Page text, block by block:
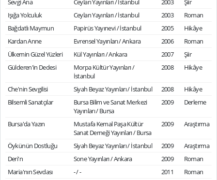
Sevgi Ana
Ceylan Yayınları / İstanbul 2003
Şiir
Işığa Yolculuk
Ceylan Yayınları / İstanbul 2003
Roman
Bağdatlı Maymun
Papirüs Yayınevi / İstanbul 2005
Hikâye
Kardan Anne
Evrensel Yayınları / Ankara 2006
Roman
Ülkemin Güzel Yüzleri
Kül Yayınları / Ankara 2007
Şiir
Gülderen'in Dedesi
Morpa Kültür Yayınları /
İstanbul
2008 Hikâye
Che'nin Sevgilisi Siyah Beyaz Yayınları / İstanbul 2008
Hikâye
Bilsemli Sanatçılar
Bursa Bilim ve Sanat Merkezi
Yayınları / Bursa
2009 Derleme
Bursa'da Yazın
Mustafa Kemal Paşa Kültür
Sanat Derneği Yayınları / Bursa
2009 Araştırma
Öykünün Dostluğu Siyah Beyaz Yayınları / İstanbul 2009
Araştırma
Deri'n
Sone Yayınları / Ankara 2009
Roman
Maria'nın Sevdası
- / - 2011
Roman